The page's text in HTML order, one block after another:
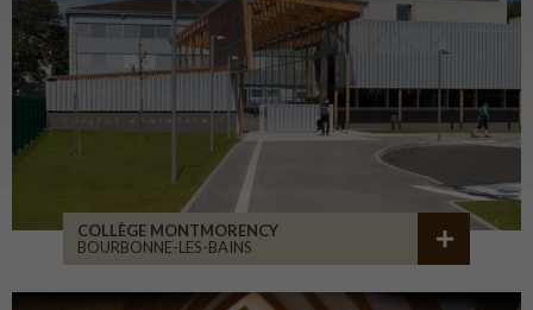
COLLÈGE MONTMORENCY
BOURBONNE-LES-BAINS